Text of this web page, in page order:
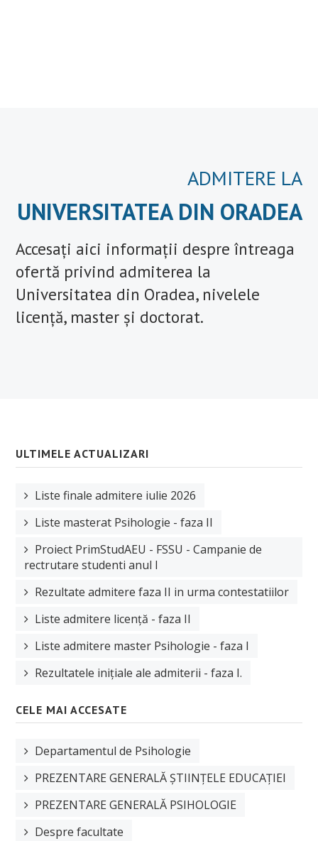
ADMITERE LA
UNIVERSITATEA DIN ORADEA
Accesați aici informații despre întreaga
ofertă privind admiterea la
Universitatea din Oradea, nivelele
licență, master și doctorat.
ULTIMELE ACTUALIZARI
Liste finale admitere iulie 2026
Liste masterat Psihologie - faza II
Proiect PrimStudAEU - FSSU - Campanie de
rectrutare studenti anul I
Rezultate admitere faza II in urma contestatiilor
Liste admitere licență - faza II
Liste admitere master Psihologie - faza I
Rezultatele inițiale ale admiterii - faza I.
CELE MAI ACCESATE
Departamentul de Psihologie
PREZENTARE GENERALĂ ȘTIINȚELE EDUCAȚIEI
PREZENTARE GENERALĂ PSIHOLOGIE
Despre facultate